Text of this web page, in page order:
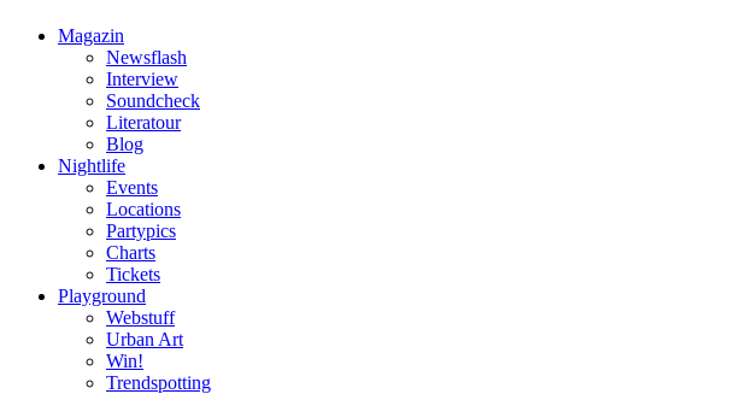
Magazin
Newsflash
Interview
Soundcheck
Literatour
Blog
Nightlife
Events
Locations
Partypics
Charts
Tickets
Playground
Webstuff
Urban Art
Win!
Trendspotting